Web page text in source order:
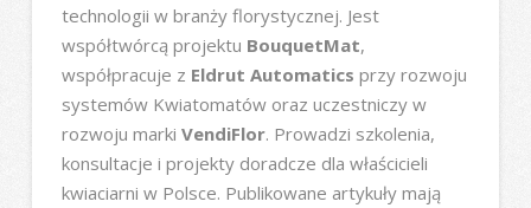
technologii w branży florystycznej. Jest
współtwórcą projektu BouquetMat,
współpracuje z Eldrut Automatics przy rozwoju
systemów Kwiatomatów oraz uczestniczy w
rozwoju marki VendiFlor. Prowadzi szkolenia,
konsultacje i projekty doradcze dla właścicieli
kwiaciarni w Polsce. Publikowane artykuły mają